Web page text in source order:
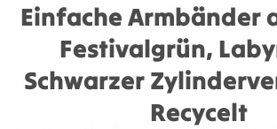
Einfache Armbänder
Festivalgrün,
Schwarzer
Recycelt